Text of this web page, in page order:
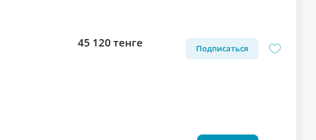
45 120 тенге Подписаться